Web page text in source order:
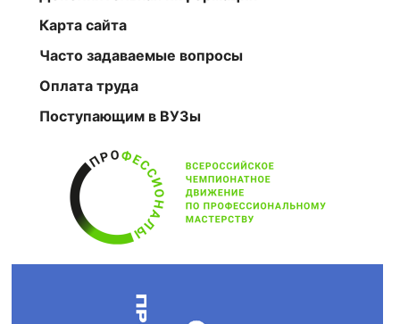
Карта сайта
Часто задаваемые вопросы
Оплата труда
Поступающим в ВУЗы